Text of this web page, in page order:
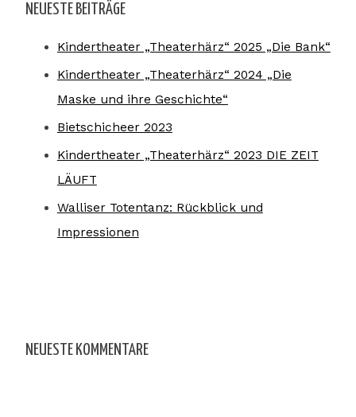
NEUESTE BEITRÄGE
Kindertheater „Theaterhärz“ 2025 „Die Bank“
Kindertheater „Theaterhärz“ 2024 „Die
Maske und ihre Geschichte“
Bietschicheer 2023
Kindertheater „Theaterhärz“ 2023 DIE ZEIT
LÄUFT
Walliser Totentanz: Rückblick und
Impressionen
NEUESTE KOMMENTARE